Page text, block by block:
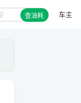
查油耗 车主